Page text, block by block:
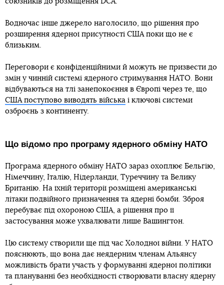
Водночас інше джерело наголосило, що рішення про
розширення ядерної присутності США поки що не є
близьким.
Переговори є конфіденційними й можуть не призвести до
змін у чинній системі ядерного стримування НАТО. Вони
відбуваються на тлі занепокоєння в Європі через те, що
США поступово виводять війська і ключові системи
озброєнь з континенту.
Що відомо про програму ядерного обміну НАТО
Програма ядерного обміну НАТО зараз охоплює Бельгію,
Німеччину, Італію, Нідерланди, Туреччину та Велику
Британію. На їхній території розміщені американські
літаки подвійного призначення та ядерні бомби. Зброя
перебуває під охороною США, а рішення про її
застосування може ухвалювати лише Вашингтон.
Цю систему створили ще під час Холодної війни. У НАТО
пояснюють, що вона дає неядерним членам Альянсу
можливість брати участь у формуванні ядерної політики
та плануванні без необхідності створювати власну ядерну